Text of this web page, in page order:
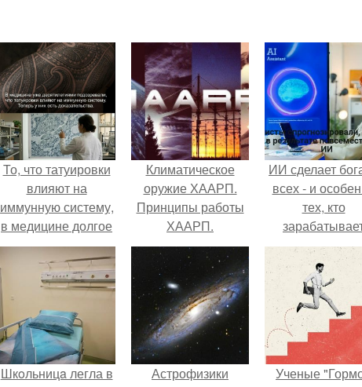
То, что татуировки
влияют на
иммунную систему,
в медицине долгое
время
рассматривалось
лишь как гипотеза.
Климатическое
оружие ХААРП.
Принципы работы
ХААРП.
ИИ сделает
всех - и
тех, кто
меньше
Шкoльницa легла в
Астрофизики
Ученые